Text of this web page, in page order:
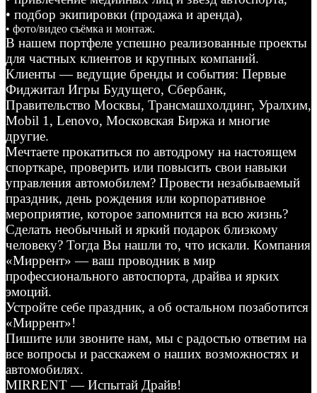
• подбор экипировки (продажа и аренда),
• фото/видео съёмка и монтаж.
В нашем портфеле успешно реализованные проекты
для частных клиентов и крупных компаний.
Клиенты — ведущие бренды и события: Первые
Фиджитал Игры Будущего, Сбербанк,
Правительство Москвы, Трансмашхолдинг, Уралхим,
Mobil 1, Lenovo, Московская Биржа и многие
другие.
Мечтаете прокатиться по автодрому на настоящем
спорткаре, проверить или повысить свои навыки
управления автомобилем? Провести незабываемый
праздник, день рождения или корпоративное
мероприятие, которое запомнится на всю жизнь?
Сделать необычный и яркий подарок близкому
человеку? Тогда Вы нашли то, что искали. Компания
«Миррент» — ваш проводник в мир
профессионального автоспорта, драйва и ярких
эмоций.
Устройте себе праздник, а об остальном позаботится
«Миррент»!
Пишите или звоните нам, мы с радостью ответим на
все вопросы и расскажем о наших возможностях и
автомобилях.
MIRRENT — Испытай Драйв!